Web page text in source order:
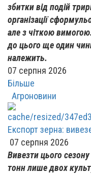
збитки від подій
організації
але з чіткою
до цього ще один
належить.
07 серпня 2026
Більше
Агроновини
Експорт зерна:
07 серпня 2026
Вивезти цього
тонн лише двох